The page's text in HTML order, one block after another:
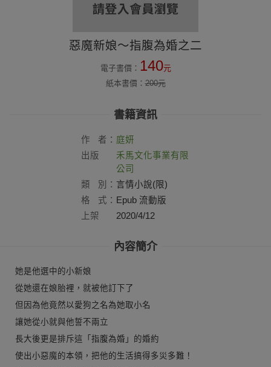
惡魔新娘～指腹為婚之二
電子書價： 140元
紙本書價：200元
書籍資訊
作 者： 庭妍
出版
禾馬文化事業有限
公司
類
別： 言情小說(限)
格
式： Epub 流動版
上架
2020/4/12
內容簡介
她是他選中的小新娘
從她還在娘胎裡，就被他訂下了
但因為他竟然以愛狗之名為她取小名
讓她從小就與他誓不兩立
長大後更是排斥這「指腹為婚」的婚約
使出小惡魔的本領，把他的生活搞得多災多難！